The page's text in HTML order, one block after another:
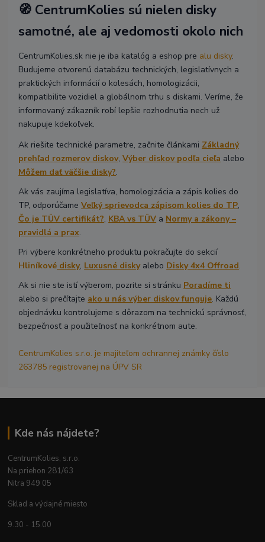
🧭 CentrumKolies sú nielen disky
samotné, ale aj vedomosti okolo nich
CentrumKolies.sk nie je iba katalóg a eshop pre alu disky.
Budujeme otvorenú databázu technických, legislatívnych a
praktických informácií o kolesách, homologizácii,
kompatibilite vozidiel a globálnom trhu s diskami. Veríme, že
informovaný zákazník robí lepšie rozhodnutia nech už
nakupuje kdekoľvek.
Ak riešite technické parametre, začnite článkami Základný
prehľad rozmerov diskov,Výber diskov podľa cieľa alebo
Môžem dať väčšie disky?.
Ak vás zaujíma legislatíva, homologizácia a zápis kolies do
TP, odporúčameVeľký sprievodca zápisom kolies do TP,
Čo je TÜV certifikát?, KBA vs TÜV a Normy a zákony –
pravidlá a prax.
Pri výbere konkrétneho produktu pokračujte do sekcií
Hliníkové disky, Luxusné diskyalebo Disky 4x4 Offroad.
Ak si nie ste istí výberom, pozrite si stránku Poradíme ti
alebo si prečítajte ako u nás výber diskov funguje. Každú
objednávku kontrolujeme s dôrazom na technickú správnosť,
bezpečnosť a použiteľnosť na konkrétnom aute.
CentrumKolies s.r.o. je majiteľom ochrannej známky číslo
263785 registrovanej na ÚPV SR
Kde nás nájdete?
CentrumKolies, s.r.o.
Na priehon 281/63
Nitra 949 05
Sklad a výdajné miesto
9.30 - 15.00